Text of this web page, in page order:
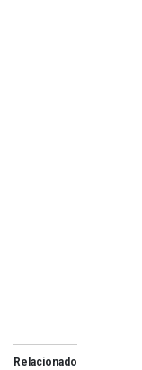
Relacionado